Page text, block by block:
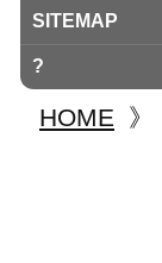
SITEMAP
?
HOME 》